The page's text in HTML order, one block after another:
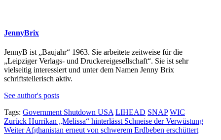
JennyBrix
JennyB ist „Baujahr“ 1963. Sie arbeitete zeitweise für die
„Leipziger Verlags- und Druckereigesellschaft“. Sie ist sehr
vielseitig interessiert und unter dem Namen Jenny Brix
schriftstellerisch aktiv.
See author's posts
Tags: Government Shutdown USA LIHEAD SNAP WIC
Beitragsnavigation
Zurück Hurrikan „Melissa“ hinterlässt Schneise der Verwüstung
WeiterAfghanistan erneut von schwerem Erdbeben erschüttert